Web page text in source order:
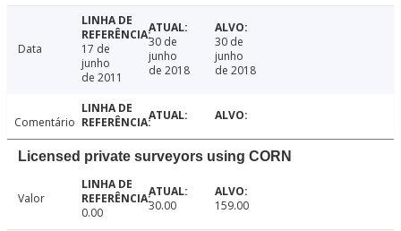
Data
17 de
junho
de 2011
30 de
junho
de 2018
30 de
junho
de 2018
Comentário
Licensed private surveyors using CORN
Valor
0.00
30.00 159.00